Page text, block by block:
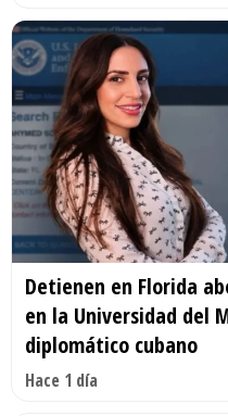
Detienen en Florida
en la Universidad del
diplomático cubano
Hace 1 día